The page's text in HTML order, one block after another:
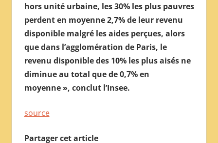
hors unité urbaine, les 30% les plus pauvres
perdent en moyenne 2,7% de leur revenu
disponible malgré les aides perçues, alors
que dans l’agglomération de Paris, le
revenu disponible des 10% les plus aisés ne
diminue au total que de 0,7% en
moyenne », conclut l’Insee.
source
Partager cet article